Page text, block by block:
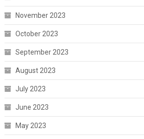
November 2023
October 2023
September 2023
August 2023
July 2023
June 2023
May 2023